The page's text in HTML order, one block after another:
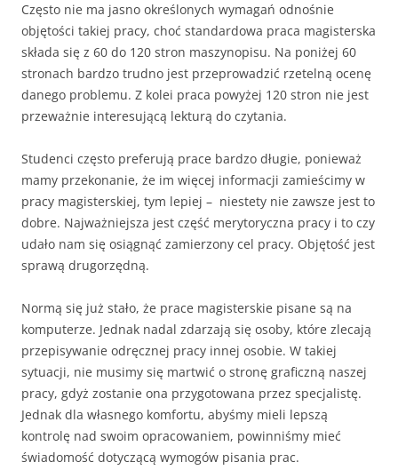
Często nie ma jasno określonych wymagań odnośnie
objętości takiej pracy, choć standardowa praca magisterska
składa się z 60 do 120 stron maszynopisu. Na poniżej 60
stronach bardzo trudno jest przeprowadzić rzetelną ocenę
danego problemu. Z kolei praca powyżej 120 stron nie jest
przeważnie interesującą lekturą do czytania.
Studenci często preferują prace bardzo długie, ponieważ
mamy przekonanie, że im więcej informacji zamieścimy w
pracy magisterskiej, tym lepiej – niestety nie zawsze jest to
dobre. Najważniejsza jest część merytoryczna pracy i to czy
udało nam się osiągnąć zamierzony cel pracy. Objętość jest
sprawą drugorzędną.
Normą się już stało, że prace magisterskie pisane są na
komputerze. Jednak nadal zdarzają się osoby, które zlecają
przepisywanie odręcznej pracy innej osobie. W takiej
sytuacji, nie musimy się martwić o stronę graficzną naszej
pracy, gdyż zostanie ona przygotowana przez specjalistę.
Jednak dla własnego komfortu, abyśmy mieli lepszą
kontrolę nad swoim opracowaniem, powinniśmy mieć
świadomość dotyczącą wymogów pisania prac.